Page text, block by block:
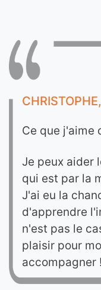
Ce que j'aime
Je peux aider
qui est par la
J'ai eu la
d'apprendre
n'est pas le
plaisir pour
accompagner !